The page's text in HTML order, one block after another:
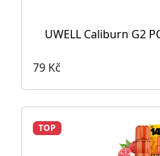
UWELL Caliburn G2
79 Kč
TOP